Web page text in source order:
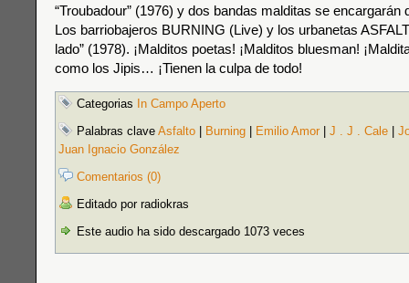
“Troubadour” (1976) y dos bandas malditas se encargarán
Los barriobajeros BURNING (Live) y los urbanetas
lado” (1978). ¡Malditos poetas! ¡Malditos bluesman!
como los Jipis… ¡Tienen la culpa de todo!
Categorias In Campo Aperto
Palabras clave Asfalto Burning Emilio Amor J . J . Cale
Juan Ignacio González
Comentarios (0)
Editado por radiokras
Este audio ha sido descargado 1073 veces